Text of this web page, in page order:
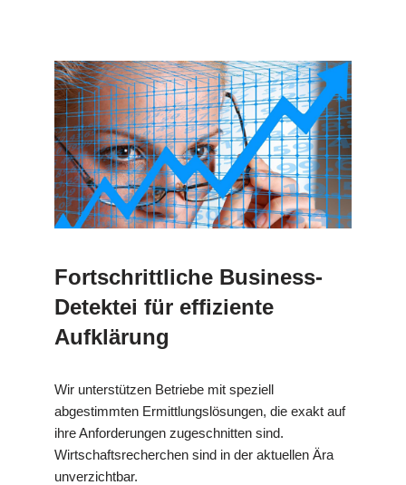
Fortschrittliche Business-
Detektei für effiziente
Aufklärung
Wir unterstützen Betriebe mit speziell
abgestimmten Ermittlungslösungen, die exakt auf
ihre Anforderungen zugeschnitten sind.
Wirtschaftsrecherchen sind in der aktuellen Ära
unverzichtbar.